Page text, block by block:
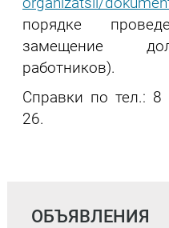
порядке
замещение
работников).
Справки по тел.: 8
26.
ОБЪЯВЛЕНИЯ